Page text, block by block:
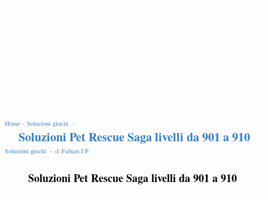
Home - Soluzioni giochi -
Soluzioni Pet Rescue Saga livelli da 901 a 910
Soluzioni giochi - di Fabian J.P.
Soluzioni Pet Rescue Saga livelli da 901 a 910